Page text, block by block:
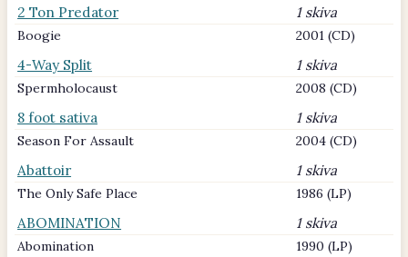
2 Ton Predator 1 skiva
Boogie 2001 (CD)
4-Way Split 1 skiva
Spermholocaust 2008 (CD)
8 foot sativa 1 skiva
Season For Assault 2004 (CD)
Abattoir 1 skiva
The Only Safe Place 1986 (LP)
ABOMINATION 1 skiva
Abomination 1990 (LP)